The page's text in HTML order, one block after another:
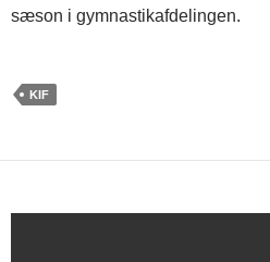
sæson i gymnastikafdelingen.
KIF